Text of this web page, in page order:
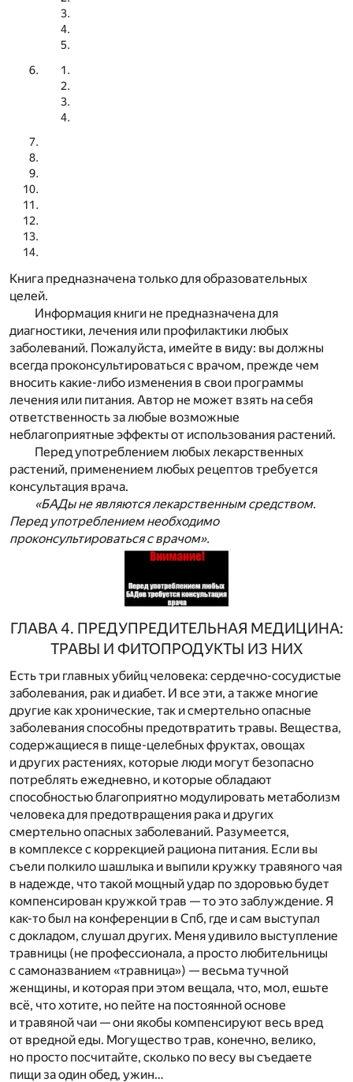
Книга предназначена только для образовательных
целей.
Информация книги не предназначена для
диагностики, лечения или профилактики любых
заболеваний. Пожалуйста, имейте в виду: вы должны
всегда проконсультироваться с врачом, прежде чем
вносить какие-либо изменения в свои программы
лечения или питания. Автор не может взять на себя
ответственность за любые возможные
неблагоприятные эффекты от использования растений.
Перед употреблением любых лекарственных
растений, применением любых рецептов требуется
консультация врача.
«БАДы не являются лекарственным средством.
Перед употреблением необходимо
проконсультироваться с врачом».
ГЛАВА 4. ПРЕДУПРЕДИТЕЛЬНАЯ МЕДИЦИНА:
ТРАВЫ И ФИТОПРОДУКТЫ ИЗ НИХ
Есть три главных убийц человека: сердечно-сосудистые
заболевания, рак и диабет. И все эти, а также многие
другие как хронические, так и смертельно опасные
заболевания способны предотвратить травы. Вещества,
содержащиеся в пище-целебных фруктах, овощах
и других растениях, которые люди могут безопасно
потреблять ежедневно, и которые обладают
способностью благоприятно модулировать метаболизм
человека для предотвращения рака и других
смертельно опасных заболеваний. Разумеется,
в комплексе с коррекцией рациона питания. Если вы
съели полкило шашлыка и выпили кружку травяного чая
в надежде, что такой мощный удар по здоровью будет
компенсирован кружкой трав — то это заблуждение. Я
как-то был на конференции в Спб, где и сам выступал
с докладом, слушал других. Меня удивило выступление
травницы (не профессионала, а просто любительницы
с самоназванием «травница») — весьма тучной
женщины, и которая при этом вещала, что, мол, ешьте
всё, что хотите, но пейте на постоянной основе
и травяной чаи — они якобы компенсируют весь вред
от вредной еды. Могущество трав, конечно, велико,
но просто посчитайте, сколько по весу вы съедаете
пищи за один обед, ужин…